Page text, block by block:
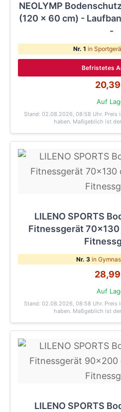
NEOLYMP
(120 x 60 cm) -
-
Nr. 1 in
Befristetes
Auf
Stand: 02.08.2026, 08:58 Uhr. Preis
haben. Maßgeblich ist
LILENO SPORTS
Fitnessgerät 70x130
Nr. 3in
Auf
Stand: 02.08.2026, 08:58 Uhr. Preis
haben. Maßgeblich ist
LILENO SPORTS